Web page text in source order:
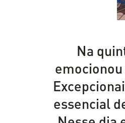
Na
emocionou
essencial